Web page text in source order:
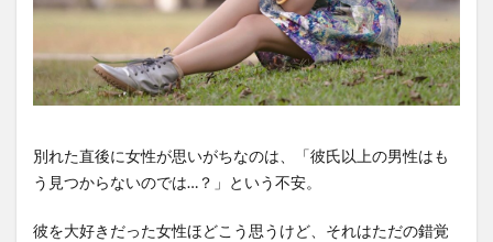
別れた直後に女性が思いがちなのは、「彼氏以上の男性はも
う見つからないのでは…？」という不安。
彼を大好きだった女性ほどこう思うけど、それはただの錯覚